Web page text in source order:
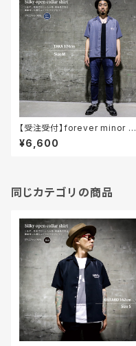
【受注受付】forever minor シ
ルキーオープンカラーシャツ /
ストーンブルー
¥6,600
同じカテゴリの商品